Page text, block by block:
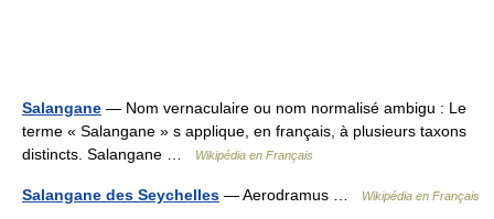
Salangane — Nom vernaculaire ou nom normalisé ambigu : Le
terme « Salangane » s applique, en français, à plusieurs taxons
distincts. Salangane …
Wikipédia en Français
Salangane des Seychelles — Aerodramus … Wikipédia en Français